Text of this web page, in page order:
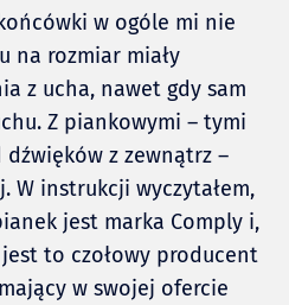
w ogóle mi nie
na rozmiar miały
z ucha, nawet gdy sam
Z piankowymi – tymi
z zewnątrz –
W instrukcji wyczytałem,
jest marka Comply i,
to czołowy producent
w swojej ofercie